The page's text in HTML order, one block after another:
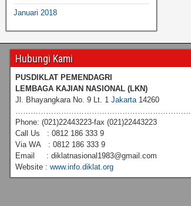
Januari 2018
Hubungi Kami
PUSDIKLAT PEMENDAGRI
LEMBAGA KAJIAN NASIONAL (LKN)
Jl. Bhayangkara No. 9 Lt. 1 Jakarta14260
……………………………………………………………
Phone: (021)22443223-fax (021)22443223
Call Us : 0812 186 333 9
Via WA : 0812 186 333 9
Email : diklatnasional1983@gmail.com
Website : www.info.diklat.org